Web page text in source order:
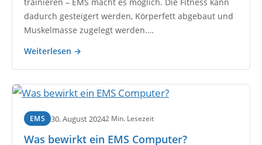
dadurch gesteigert werden, Körperfett abgebaut und
Muskelmasse zugelegt werden.…
Weiterlesen →
EMS 30. August 20242 Min. Lesezeit
Was bewirkt ein EMS Computer?